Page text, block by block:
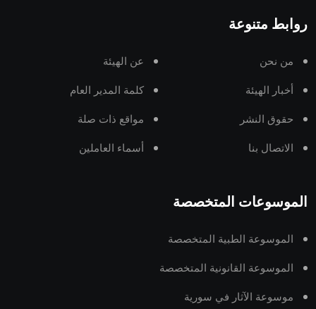
روابط متنوعة
من نحن عن الهيئة
أخبار الهيئة كلمة المدير العام
حقوق النشر مواقع ذات صلة
الاتصال بنا أسماء العاملين
الموسوعات المتخصصة
الموسوعة الطبية المتخصصة
الموسوعة القانونية المتخصصة
موسوعة الآثار في سورية